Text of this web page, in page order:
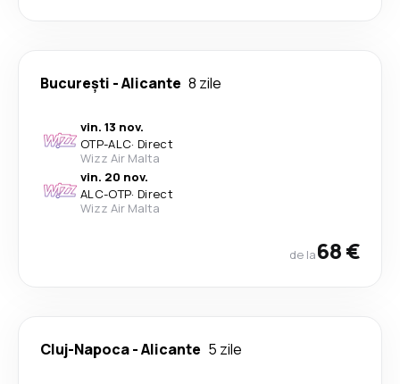
București -Alicante 8 zile
vin. 13 nov.
OTP-ALC· Direct
Wizz Air Malta
vin. 20 nov.
ALC-OTP· Direct
Wizz Air Malta
de la68 €
Cluj-Napoca-Alicante 5 zile